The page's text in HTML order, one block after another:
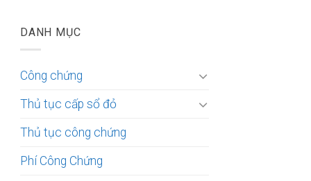
DANH MỤC
Công chứng
Thủ tục cấp sổ đỏ
Thủ tục công chứng
Phí Công Chứng